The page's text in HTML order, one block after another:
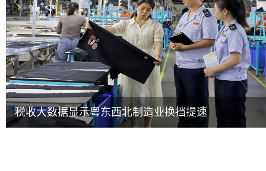
税收大数据显示粤东西北制造业换挡提速